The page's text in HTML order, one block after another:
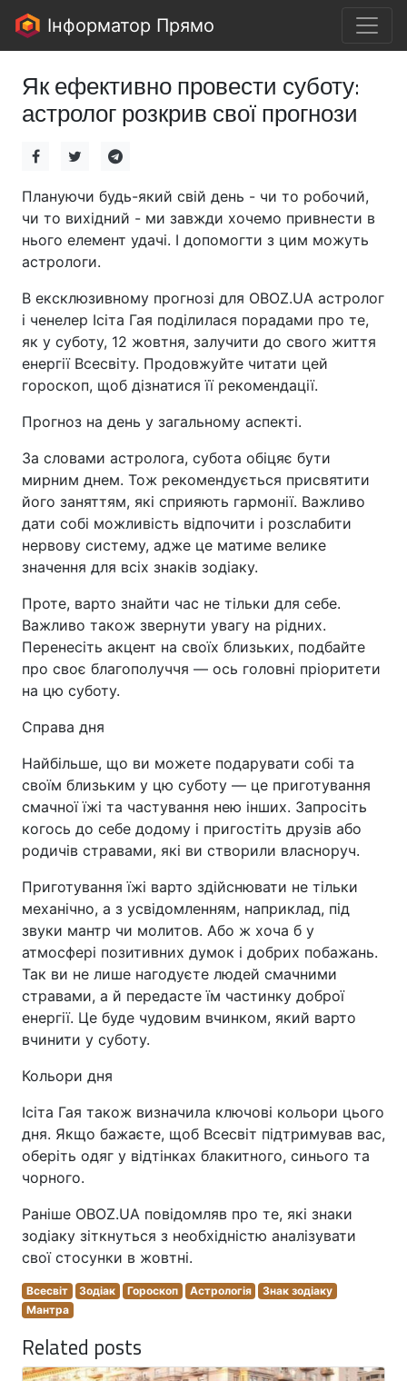
Інформатор Прямо
Як ефективно провести суботу:
астролог розкрив свої прогнози
Плануючи будь-який свій день - чи то робочий,
чи то вихідний - ми завжди хочемо привнести в
нього елемент удачі. І допомогти з цим можуть
астрологи.
В ексклюзивному прогнозі для OBOZ.UA астролог
і ченелер Ісіта Гая поділилася порадами про те,
як у суботу, 12 жовтня, залучити до свого життя
енергії Всесвіту. Продовжуйте читати цей
гороскоп, щоб дізнатися її рекомендації.
Прогноз на день у загальному аспекті.
За словами астролога, субота обіцяє бути
мирним днем. Тож рекомендується присвятити
його заняттям, які сприяють гармонії. Важливо
дати собі можливість відпочити і розслабити
нервову систему, адже це матиме велике
значення для всіх знаків зодіаку.
Проте, варто знайти час не тільки для себе.
Важливо також звернути увагу на рідних.
Перенесіть акцент на своїх близьких, подбайте
про своє благополуччя — ось головні пріоритети
на цю суботу.
Справа дня
Найбільше, що ви можете подарувати собі та
своїм близьким у цю суботу — це приготування
смачної їжі та частування нею інших. Запросіть
когось до себе додому і пригостіть друзів або
родичів стравами, які ви створили власноруч.
Приготування їжі варто здійснювати не тільки
механічно, а з усвідомленням, наприклад, під
звуки мантр чи молитов. Або ж хоча б у
атмосфері позитивних думок і добрих побажань.
Так ви не лише нагодуєте людей смачними
стравами, а й передасте їм частинку доброї
енергії. Це буде чудовим вчинком, який варто
вчинити у суботу.
Кольори дня
Ісіта Гая також визначила ключові кольори цього
дня. Якщо бажаєте, щоб Всесвіт підтримував вас,
оберіть одяг у відтінках блакитного, синього та
чорного.
Раніше OBOZ.UA повідомляв про те, які знаки
зодіаку зіткнуться з необхідністю аналізувати
свої стосунки в жовтні.
Всесвіт Зодіак Гороскоп Астрологія
Знак зодіаку
Мантра
Related posts